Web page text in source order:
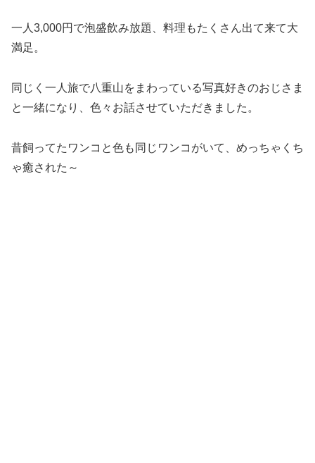
一人3,000円で泡盛飲み放題、料理もたくさん出て来て大
満足。
同じく一人旅で八重山をまわっている写真好きのおじさま
と一緒になり、色々お話させていただきました。
昔飼ってたワンコと色も同じワンコがいて、めっちゃくち
ゃ癒された～